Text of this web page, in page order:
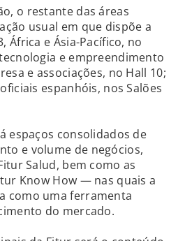
o restante das áreas
usual em que dispõe a
África e Ásia-Pacífico, no
e empreendimento
e associações, no Hall 10;
espanhóis, nos Salões
espaços consolidados de
e volume de negócios,
Salud, bem como as
Know How — nas quais a
como uma ferramenta
do mercado.